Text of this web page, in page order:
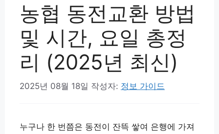
농협 동전교환 방법
및 시간, 요일 총정
리 (2025년 최신)
2025년 08월 18일 작성자: 정보 가이드
누구나 한 번쯤은 동전이 잔뜩 쌓여 은행에 가져